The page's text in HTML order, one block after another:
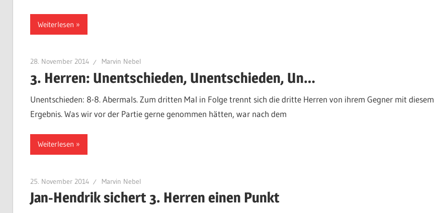
Weiterlesen
28. November 2014 Marvin Nebel
3. Herren: Unentschieden, Unentschieden, Un…
Unentschieden: 8-8. Abermals. Zum dritten Mal in Folge trennt sich die dritte Herren von ihrem Gegner mit diesem
Ergebnis. Was wir vor der Partie gerne genommen hätten, war nach dem
Weiterlesen
25. November 2014 Marvin Nebel
Jan-Hendrik sichert 3. Herren einen Punkt